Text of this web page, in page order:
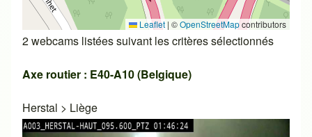
Leaflet | ©OpenStreetMapcontributors
2 webcams listées suivant les critères sélectionnés
Axe routier : E40-A10 (Belgique)
Herstal > Liège